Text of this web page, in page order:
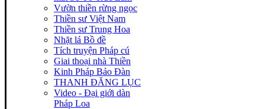
Vườn thiền rừng ngọc
Thiền sư Việt Nam
Thiền sư Trung Hoa
Nhặt lá Bồ đề
Tích truyện Pháp cú
Giai thoại nhà Thiền
Kinh Pháp Bảo Đàn
THANH ĐĂNG LỤC
Video - Đại giới dàn
Pháp Loa